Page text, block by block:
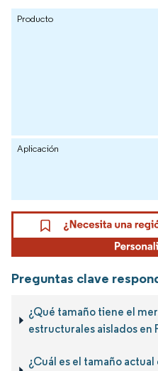
Producto
Aplicación
Preguntas clave
¿Qué tamaño tiene el
estructurales aislados en
¿Cuál es el tamaño